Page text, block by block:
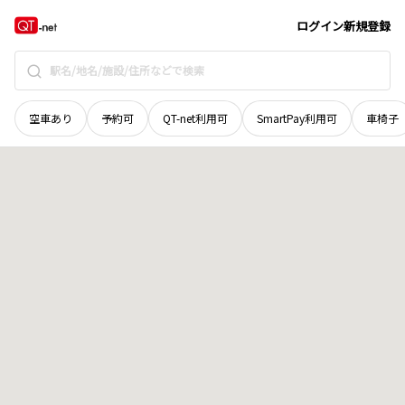
ログイン新規登録
空車あり 予約可 QT-net利用可 SmartPay利用可 車椅子
長野県